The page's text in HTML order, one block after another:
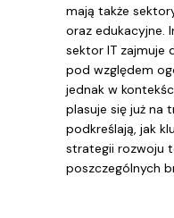
mają także
oraz edukacyjne.
sektor IT zajmuje
pod względem
jednak w
plasuje się już na
podkreślają, jak
strategii rozwoju
poszczególnych